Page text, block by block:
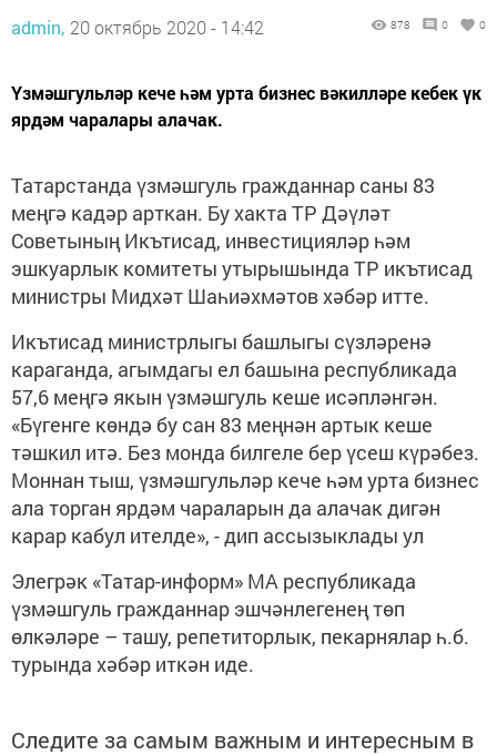
admin, 20 октябрь 2020 - 14:42 878 0 0
Үзмәшгульләр кече һәм урта бизнес вәкилләре кебек үк
ярдәм чаралары алачак.
Татарстанда үзмәшгуль гражданнар саны 83
меңгә кадәр арткан. Бу хакта ТР Дәүләт
Советының Икътисад, инвестицияләр һәм
эшкуарлык комитеты утырышында ТР икътисад
министры Мидхәт Шаһиәхмәтов хәбәр итте.
Икътисад министрлыгы башлыгы сүзләренә
караганда, агымдагы ел башына республикада
57,6 меңгә якын үзмәшгуль кеше исәпләнгән.
«Бүгенге көндә бу сан 83 меңнән артык кеше
тәшкил итә. Без монда билгеле бер үсеш күрәбез.
Моннан тыш, үзмәшгульләр кече һәм урта бизнес
ала торган ярдәм чараларын да алачак дигән
карар кабул ителде», - дип ассызыклады ул
Элегрәк «Татар-информ» МА республикада
үзмәшгуль гражданнар эшчәнлегенең төп
өлкәләре – ташу, репетиторлык, пекарнялар һ.б.
турында хәбәр иткән иде.
Следите за самым важным и интересным в